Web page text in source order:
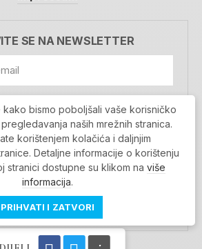
SE NA NEWSLETTER
moji podaci spremaju u bazu
u svrhu slanja MojaRijeka
NEWSLETTER
PRIJAVI SE
kako bismo poboljšali vaše korisničko
naših mrežnih stranica.
korištenjem kolačića i daljnjim
Detaljne informacije o korištenju
stranici dostupne su klikom na više
informacija.
PRIHVATI I ZATVORI